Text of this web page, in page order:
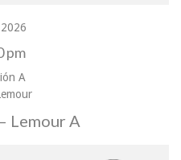
pm
A
Lemour A